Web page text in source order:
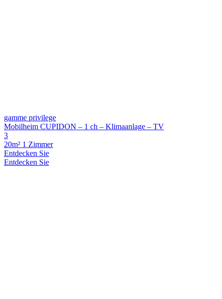
gamme privilege
Mobilheim CUPIDON – 1 ch – Klimaanlage – TV
3
20m² 1 Zimmer
Entdecken Sie
Entdecken Sie